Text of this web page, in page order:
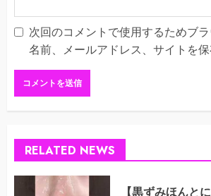
次回のコメントで使用するためブ
名前、メールアドレス、サイトを保
RELATED NEWS
【黒ずみほんと